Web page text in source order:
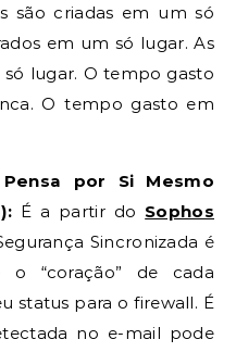
são criadas em um só
em um só lugar. As
só lugar. O tempo gasto
O tempo gasto em
por Si Mesmo
É a partir do Sophos
Sincronizada é
o “coração” de cada
status para o firewall. É
no e-mail pode